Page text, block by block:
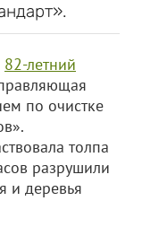
82-летний
по очистке
толпа
разрушили
и деревья